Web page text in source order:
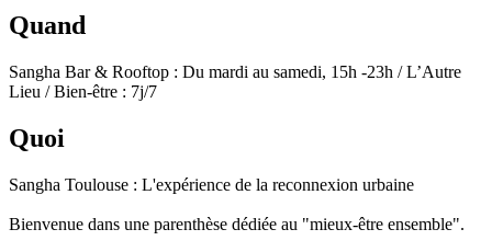
Quand
Sangha Bar & Rooftop : Du mardi au samedi, 15h -23h / L’Autre
Lieu / Bien-être : 7j/7
Quoi
Sangha Toulouse : L'expérience de la reconnexion urbaine
Bienvenue dans une parenthèse dédiée au "mieux-être ensemble".